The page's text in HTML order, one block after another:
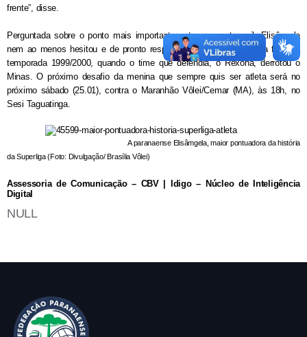
frente”, disse.
Perguntada sobre o ponto mais importante entre os quatro mil, Elisângela
nem ao menos hesitou e de pronto respondeu que foi o último na final da
temporada 1999/2000, quando o time que defendia, o Rexona, derrotou o
Minas. O próximo desafio da menina que sempre quis ser atleta será no
próximo sábado (25.01), contra o Maranhão Vôlei/Cemar (MA), às 18h, no
Sesi Taguatinga.
A paranaense Elisâmgela, maior pontuadora da história
da Superliga (Foto: Divulgação/ Brasília Vôlei)
Assessoria de Comunicação – CBV | Idigo – Núcleo de Inteligência
Digital
NULL